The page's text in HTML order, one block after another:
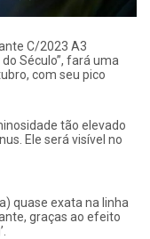
C/2023 A3
Século”, fará uma
com seu pico
tão elevado
Ele será visível no
quase exata na linha
graças ao efeito